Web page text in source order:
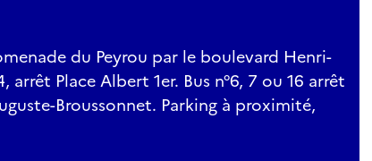
du Peyrou par le boulevard Henri-
arrêt Place Albert 1er. Bus n°6, 7 ou 16 arrêt
Broussonnet. Parking à proximité,